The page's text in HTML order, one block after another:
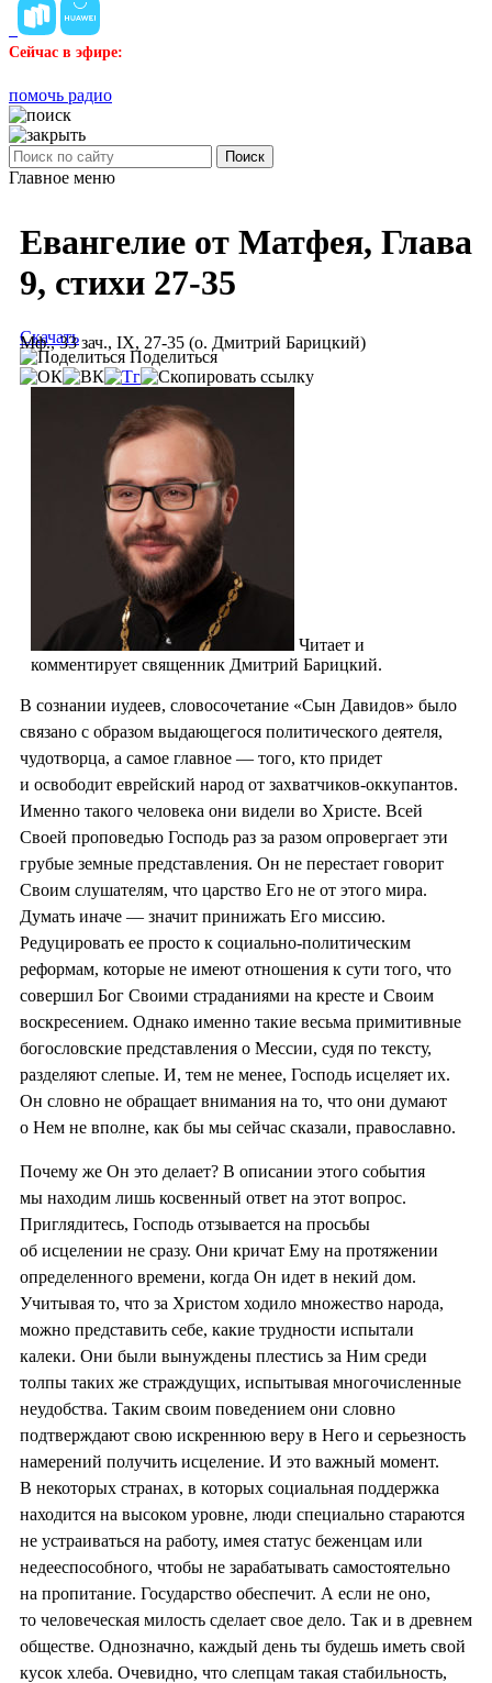
Сейчас в эфире:
помочь радио
Поиск
Главное меню
Евангелие от Матфея, Глава
9, стихи 27-35
Мф., 33 зач., IX, 27-35 (о. Дмитрий Барицкий)
Скачать
Поделиться
Читает и
комментирует священник Дмитрий Барицкий.
В сознании иудеев, словосочетание «Сын Давидов» было
связано с образом выдающегося политического деятеля,
чудотворца, а самое главное — того, кто придет
и освободит еврейский народ от захватчиков-оккупантов.
Именно такого человека они видели во Христе. Всей
Своей проповедью Господь раз за разом опровергает эти
грубые земные представления. Он не перестает говорит
Своим слушателям, что царство Его не от этого мира.
Думать иначе — значит принижать Его миссию.
Редуцировать ее просто к социально-политическим
реформам, которые не имеют отношения к сути того, что
совершил Бог Своими страданиями на кресте и Своим
воскресением. Однако именно такие весьма примитивные
богословские представления о Мессии, судя по тексту,
разделяют слепые. И, тем не менее, Господь исцеляет их.
Он словно не обращает внимания на то, что они думают
о Нем не вполне, как бы мы сейчас сказали, православно.
Почему же Он это делает? В описании этого события
мы находим лишь косвенный ответ на этот вопрос.
Приглядитесь, Господь отзывается на просьбы
об исцелении не сразу. Они кричат Ему на протяжении
определенного времени, когда Он идет в некий дом.
Учитывая то, что за Христом ходило множество народа,
можно представить себе, какие трудности испытали
калеки. Они были вынуждены плестись за Ним среди
толпы таких же страждущих, испытывая многочисленные
неудобства. Таким своим поведением они словно
подтверждают свою искреннюю веру в Него и серьезность
намерений получить исцеление. И это важный момент.
В некоторых странах, в которых социальная поддержка
находится на высоком уровне, люди специально стараются
не устраиваться на работу, имея статус беженцам или
недееспособного, чтобы не зарабатывать самостоятельно
на пропитание. Государство обеспечит. А если не оно,
то человеческая милость сделает свое дело. Так и в древнем
обществе. Однозначно, каждый день ты будешь иметь свой
кусок хлеба. Очевидно, что слепцам такая стабильность,